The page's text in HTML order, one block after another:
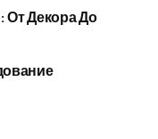
От Декора До